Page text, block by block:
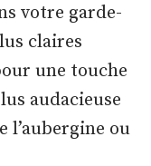
votre garde-
claires
une touche
audacieuse
l’aubergine ou